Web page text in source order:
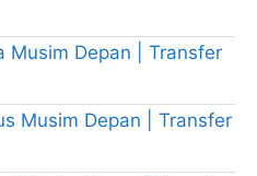
Musim Depan | Transfer
Musim Depan | Transfer